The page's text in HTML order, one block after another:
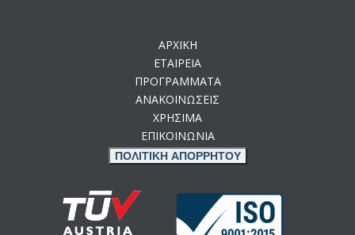
ΑΡΧΙΚΗ
ΕΤΑΙΡΕΙΑ
ΠΡΟΓΡΑΜΜΑΤΑ
ΑΝΑΚΟΙΝΩΣΕΙΣ
ΧΡΗΣΙΜΑ
ΕΠΙΚΟΙΝΩΝΙΑ
ΠΟΛΙΤΙΚΗ ΑΠΟΡΡΗΤΟΥ